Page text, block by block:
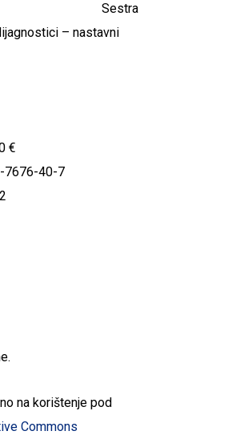
Sestra
– nastavni
€
7676-40-7
na korištenje pod
Commons